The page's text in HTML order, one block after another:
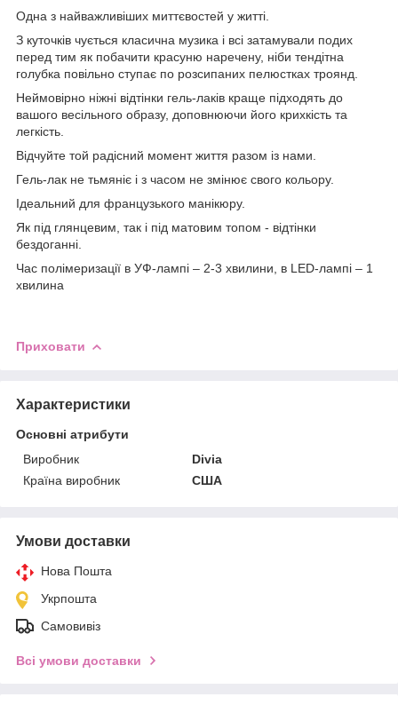
Одна з найважливіших миттєвостей у житті.
З куточків чується класична музика і всі затамували подих
перед тим як побачити красуню наречену, ніби тендітна
голубка повільно ступає по розсипаних пелюстках троянд.
Неймовірно ніжні відтінки гель-лаків краще підходять до
вашого весільного образу, доповнюючи його крихкість та
легкість.
Відчуйте той радісний момент життя разом із нами.
Гель-лак не тьмяніє і з часом не змінює свого кольору.
Ідеальний для французького манікюру.
Як під глянцевим, так і під матовим топом - відтінки
бездоганні.
Час полімеризації в УФ-лампі – 2-3 хвилини, в LED-лампі – 1
хвилина
Приховати
Характеристики
Основні атрибути
Виробник
Divia
Країна виробник
США
Умови доставки
Нова Пошта
Укрпошта
Самовивіз
Всі умови доставки